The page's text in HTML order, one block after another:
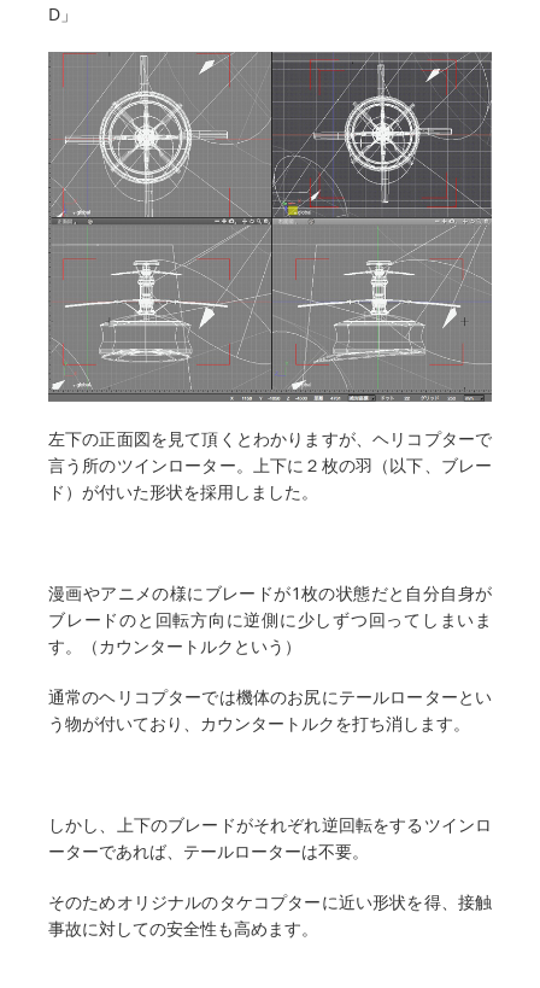
D」
左下の正面図を見て頂くとわかりますが、ヘリコプターで
言う所のツインローター。上下に２枚の羽（以下、ブレー
ド）が付いた形状を採用しました。
漫画やアニメの様にブレードが1枚の状態だと自分自身が
ブレードのと回転方向に逆側に少しずつ回ってしまいま
す。（カウンタートルクという）
通常のヘリコプターでは機体のお尻にテールローターとい
う物が付いており、カウンタートルクを打ち消します。
しかし、上下のブレードがそれぞれ逆回転をするツインロ
ーターであれば、テールローターは不要。
そのためオリジナルのタケコプターに近い形状を得、接触
事故に対しての安全性も高めます。